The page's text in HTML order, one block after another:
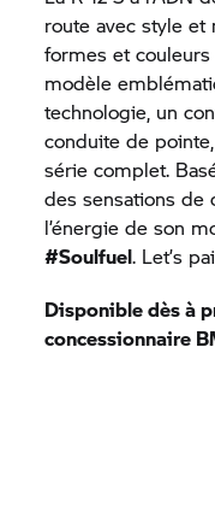
route avec style et
formes et
modèle
technologie, un
conduite de
série complet.
des sensations de
l’énergie de son
#Soulfuel. Let’s
Disponible dès à
concessionnaire